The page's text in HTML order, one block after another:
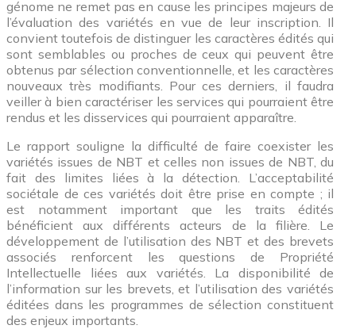
génome ne remet pas en cause les principes majeurs de
l’évaluation des variétés en vue de leur inscription. Il
convient toutefois de distinguer les caractères édités qui
sont semblables ou proches de ceux qui peuvent être
obtenus par sélection conventionnelle, et les caractères
nouveaux très modifiants. Pour ces derniers, il faudra
veiller à bien caractériser les services qui pourraient être
rendus et les disservices qui pourraient apparaître.
Le rapport souligne la difficulté de faire coexister les
variétés issues de NBT et celles non issues de NBT, du
fait des limites liées à la détection. L’acceptabilité
sociétale de ces variétés doit être prise en compte ; il
est notamment important que les traits édités
bénéficient aux différents acteurs de la filière. Le
développement de l’utilisation des NBT et des brevets
associés renforcent les questions de Propriété
Intellectuelle liées aux variétés. La disponibilité de
l’information sur les brevets, et l’utilisation des variétés
éditées dans les programmes de sélection constituent
des enjeux importants.